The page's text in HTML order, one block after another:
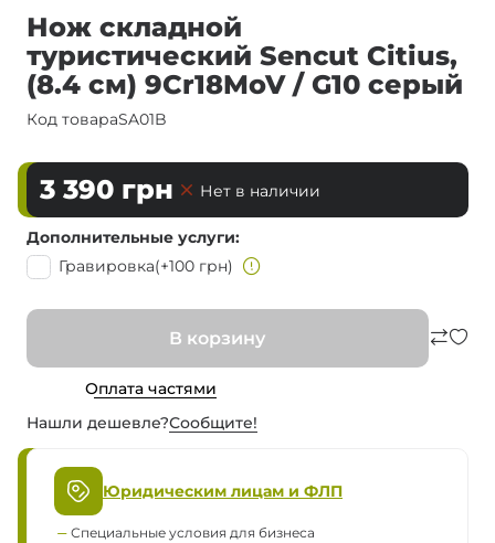
Нож складной
туристический Sencut Citius,
(8.4 см) 9Cr18MoV / G10 серый
Код товараSA01B
3 390 грн Нет в наличии
Дополнительные услуги
Гравировка(+100 грн)
В корзину
Оплата частями
Нашли дешевле?Сообщите!
Юридическим лицам и ФЛП
Специальные условия для бизнеса